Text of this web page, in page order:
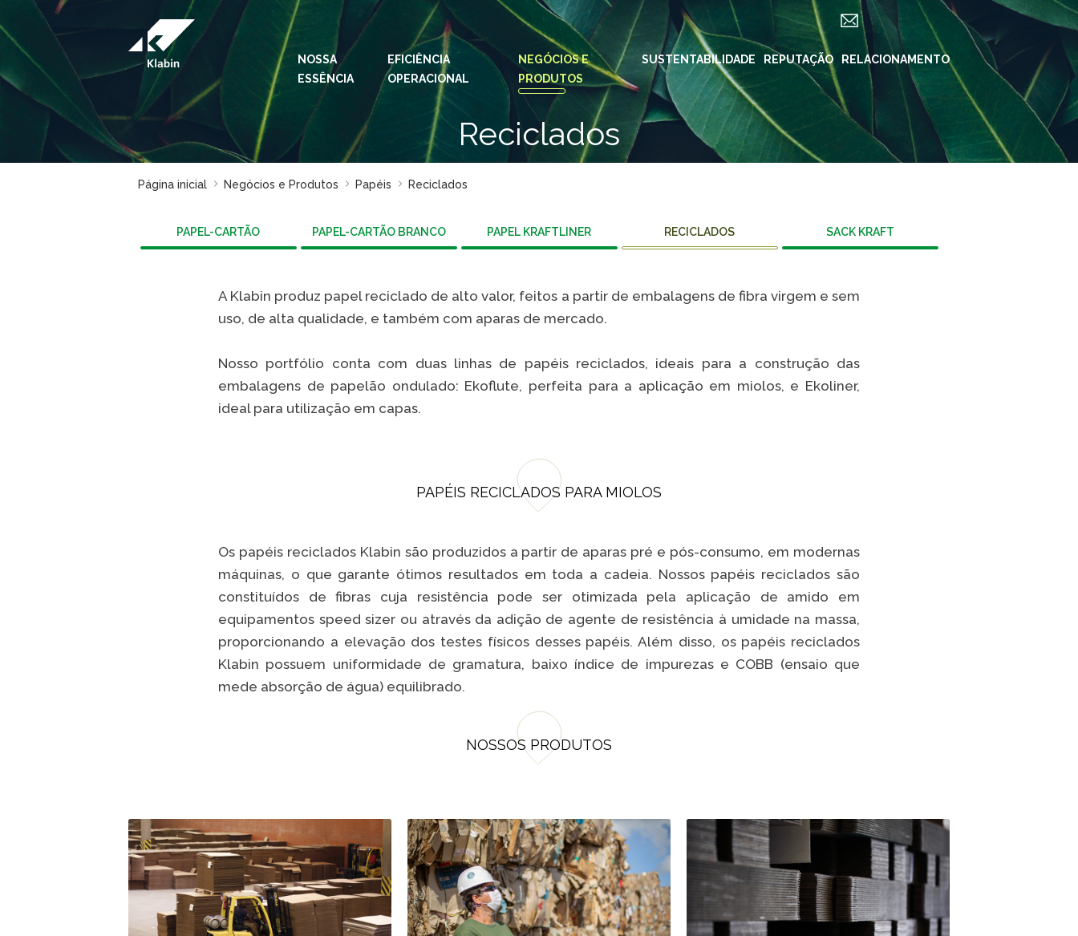
Pular para o Conteúdo principal
NOSSA
ESSÊNCIA
EFICIÊNCIA
OPERACIONAL
NEGÓCIOS E
PRODUTOS
SUSTENTABILIDADE REPUTAÇÃO RELACIONAMENTO
Reciclados
IDIOMAS: PT EN ES
ESPAÇOS KLABIN
Relações com
Investidores
Klabin
Painel ASG
Klabin ForYou
Klabin Carreiras
Inova Klabin
Parque Ecológico
REDES SOCIAIS
Instagram
ForYou
Facebook
TikTok
Página inicial Negócios e Produtos Papéis Reciclados
PAPEL-CARTÃO PAPEL-CARTÃO BRANCO PAPEL KRAFTLINER RECICLADOS SACK KRAFT
A Klabin produz papel reciclado de alto valor, feitos a partir de embalagens de fibra virgem e sem
uso, de alta qualidade, e também com aparas de mercado.
Nosso portfólio conta com duas linhas de papéis reciclados, ideais para a construção das
embalagens de papelão ondulado: Ekoflute, perfeita para a aplicação em miolos, e Ekoliner,
ideal para utilização em capas.
PAPÉIS RECICLADOS PARA MIOLOS
Os papéis reciclados Klabin são produzidos a partir de aparas pré e pós-consumo, em modernas
máquinas, o que garante ótimos resultados em toda a cadeia. Nossos papéis reciclados são
constituídos de fibras cuja resistência pode ser otimizada pela aplicação de amido em
equipamentos speed sizer ou através da adição de agente de resistência à umidade na massa,
proporcionando a elevação dos testes físicos desses papéis. Além disso, os papéis reciclados
Klabin possuem uniformidade de gramatura, baixo índice de impurezas e COBB (ensaio que
mede absorção de água) equilibrado.
NOSSOS PRODUTOS